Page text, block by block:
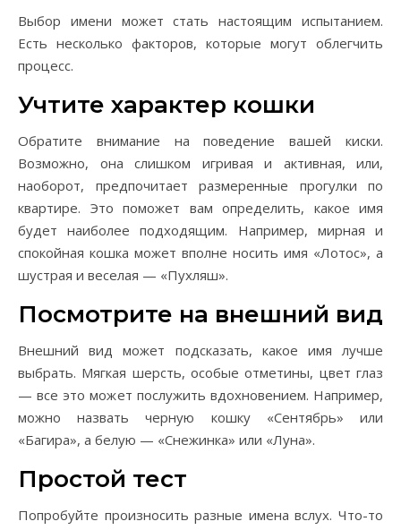
Выбор имени может стать настоящим испытанием.
Есть несколько факторов, которые могут облегчить
процесс.
Учтите характер кошки
Обратите внимание на поведение вашей киски.
Возможно, она слишком игривая и активная, или,
наоборот, предпочитает размеренные прогулки по
квартире. Это поможет вам определить, какое имя
будет наиболее подходящим. Например, мирная и
спокойная кошка может вполне носить имя «Лотос», а
шустрая и веселая — «Пухляш».
Посмотрите на внешний вид
Внешний вид может подсказать, какое имя лучше
выбрать. Мягкая шерсть, особые отметины, цвет глаз
— все это может послужить вдохновением. Например,
можно назвать черную кошку «Сентябрь» или
«Багира», а белую — «Снежинка» или «Луна».
Простой тест
Попробуйте произносить разные имена вслух. Что-то